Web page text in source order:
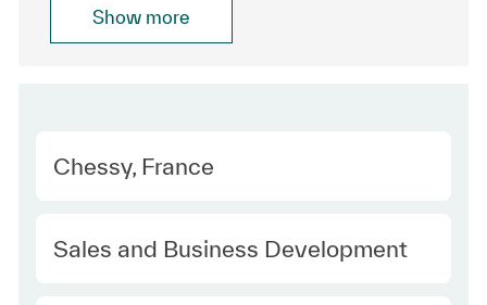
Show more
Location
Chessy, France
Category
Sales and Business Development